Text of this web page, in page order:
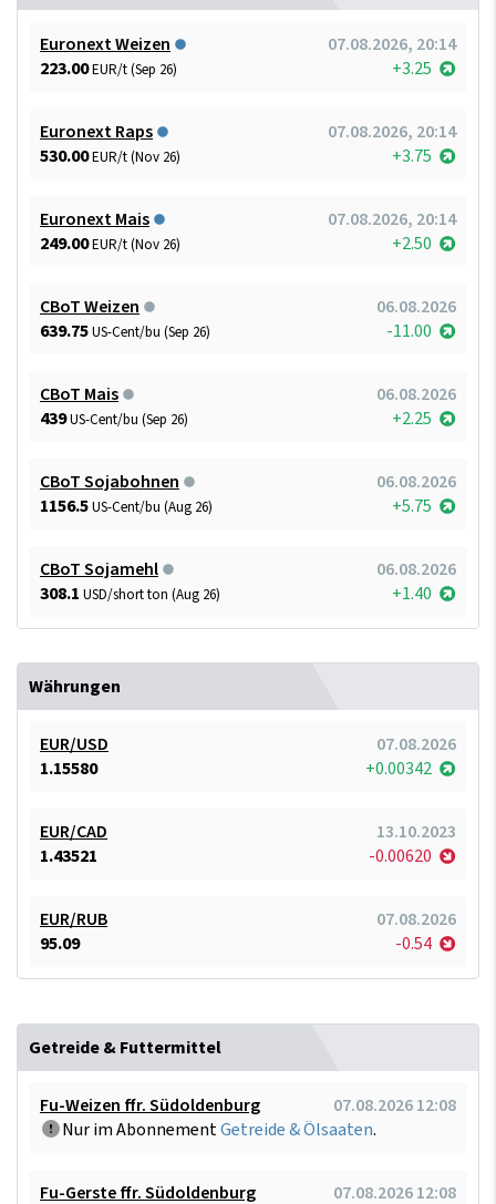
Euronext Weizen
07.08.2026, 20:14
223.00EUR/t (Sep 26) +3.25
Euronext Raps
07.08.2026, 20:14
530.00EUR/t (Nov 26) +3.75
Euronext Mais
07.08.2026, 20:14
249.00EUR/t (Nov 26) +2.50
CBoT Weizen
06.08.2026
639.75US-Cent/bu (Sep 26) -11.00
CBoT Mais
06.08.2026
439US-Cent/bu (Sep 26) +2.25
CBoT Sojabohnen
06.08.2026
1156.5US-Cent/bu (Aug 26) +5.75
CBoT Sojamehl
06.08.2026
308.1 USD/short ton (Aug 26) +1.40
Währungen
EUR/USD
07.08.2026
1.15580
+0.00342
EUR/CAD
13.10.2023
1.43521
-0.00620
EUR/RUB
07.08.2026
95.09
-0.54
Getreide & Futtermittel
Fu-Weizen ffr. Südoldenburg
07.08.2026 12:08
Nur im AbonnementGetreide & Ölsaaten.
Fu-Gerste ffr. Südoldenburg 07.08.2026 12:08